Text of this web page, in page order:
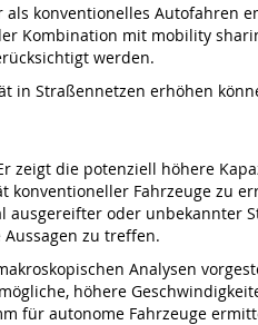
konventionelles Autofahren
Kombination mit mobility
werden.
in Straßennetzen erhöhen
zeigt die potenziell höhere
konventioneller Fahrzeuge zu
oder unbekannter
zu treffen.
Analysen
höhere
für autonome Fahrzeuge